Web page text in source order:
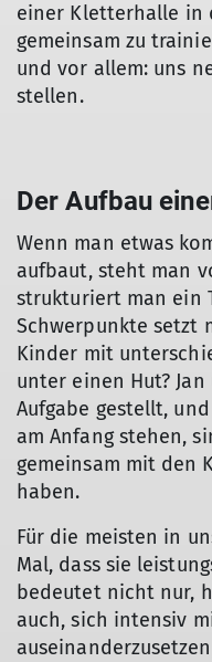
einer Kletterhalle in
gemeinsam zu
und vor allem: uns
stellen.
Der Aufbau
Wenn man etwas
aufbaut, steht man
strukturiert man ein
Schwerpunkte setzt
Kinder mit
unter einen Hut?
Aufgabe gestellt,
am Anfang stehen,
gemeinsam mit den
haben.
Für die meisten in
Mal, dass sie
bedeutet nicht nur,
auch, sich intensiv